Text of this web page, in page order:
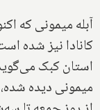
آبله میمونی که
کانادا نیز شده
استان کبک می‌گوید